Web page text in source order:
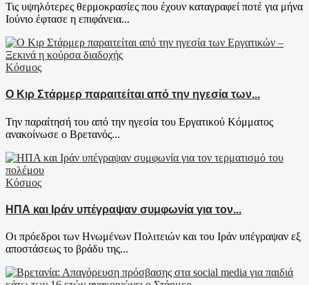
Τις υψηλότερες θερμοκρασίες που έχουν καταγραφεί ποτέ για μήνα
Ιούνιο έφτασε η επιφάνεια...
Κόσμος
Ο Κιρ Στάρμερ παραιτείται από την ηγεσία των...
Την παραίτησή του από την ηγεσία του Εργατικού Κόμματος
ανακοίνωσε ο Βρετανός...
Κόσμος
ΗΠΑ και Ιράν υπέγραψαν συμφωνία για τον...
Οι πρόεδροι των Ηνωμένων Πολιτειών και του Ιράν υπέγραψαν εξ
αποστάσεως το βράδυ της...